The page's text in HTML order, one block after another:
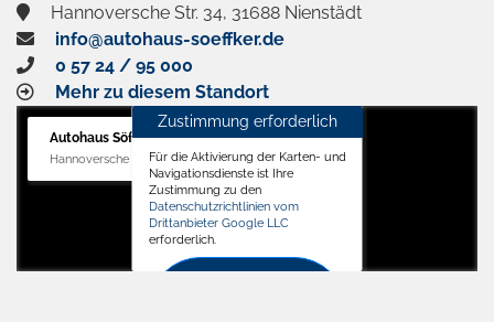
Hannoversche Str. 34, 31688 Nienstädt
info@autohaus-soeffker.de
0 57 24 / 95 000
Mehr zu diesem Standort
Autohaus Söffker GmbH
Hannoversche Str. 34, 31688 Nienstädt
Zustimmung erforderlich
Für die Aktivierung der Karten- und
Navigationsdienste ist Ihre
Zustimmung zu den
Datenschutzrichtlinien vom
Drittanbieter Google LLC
erforderlich.